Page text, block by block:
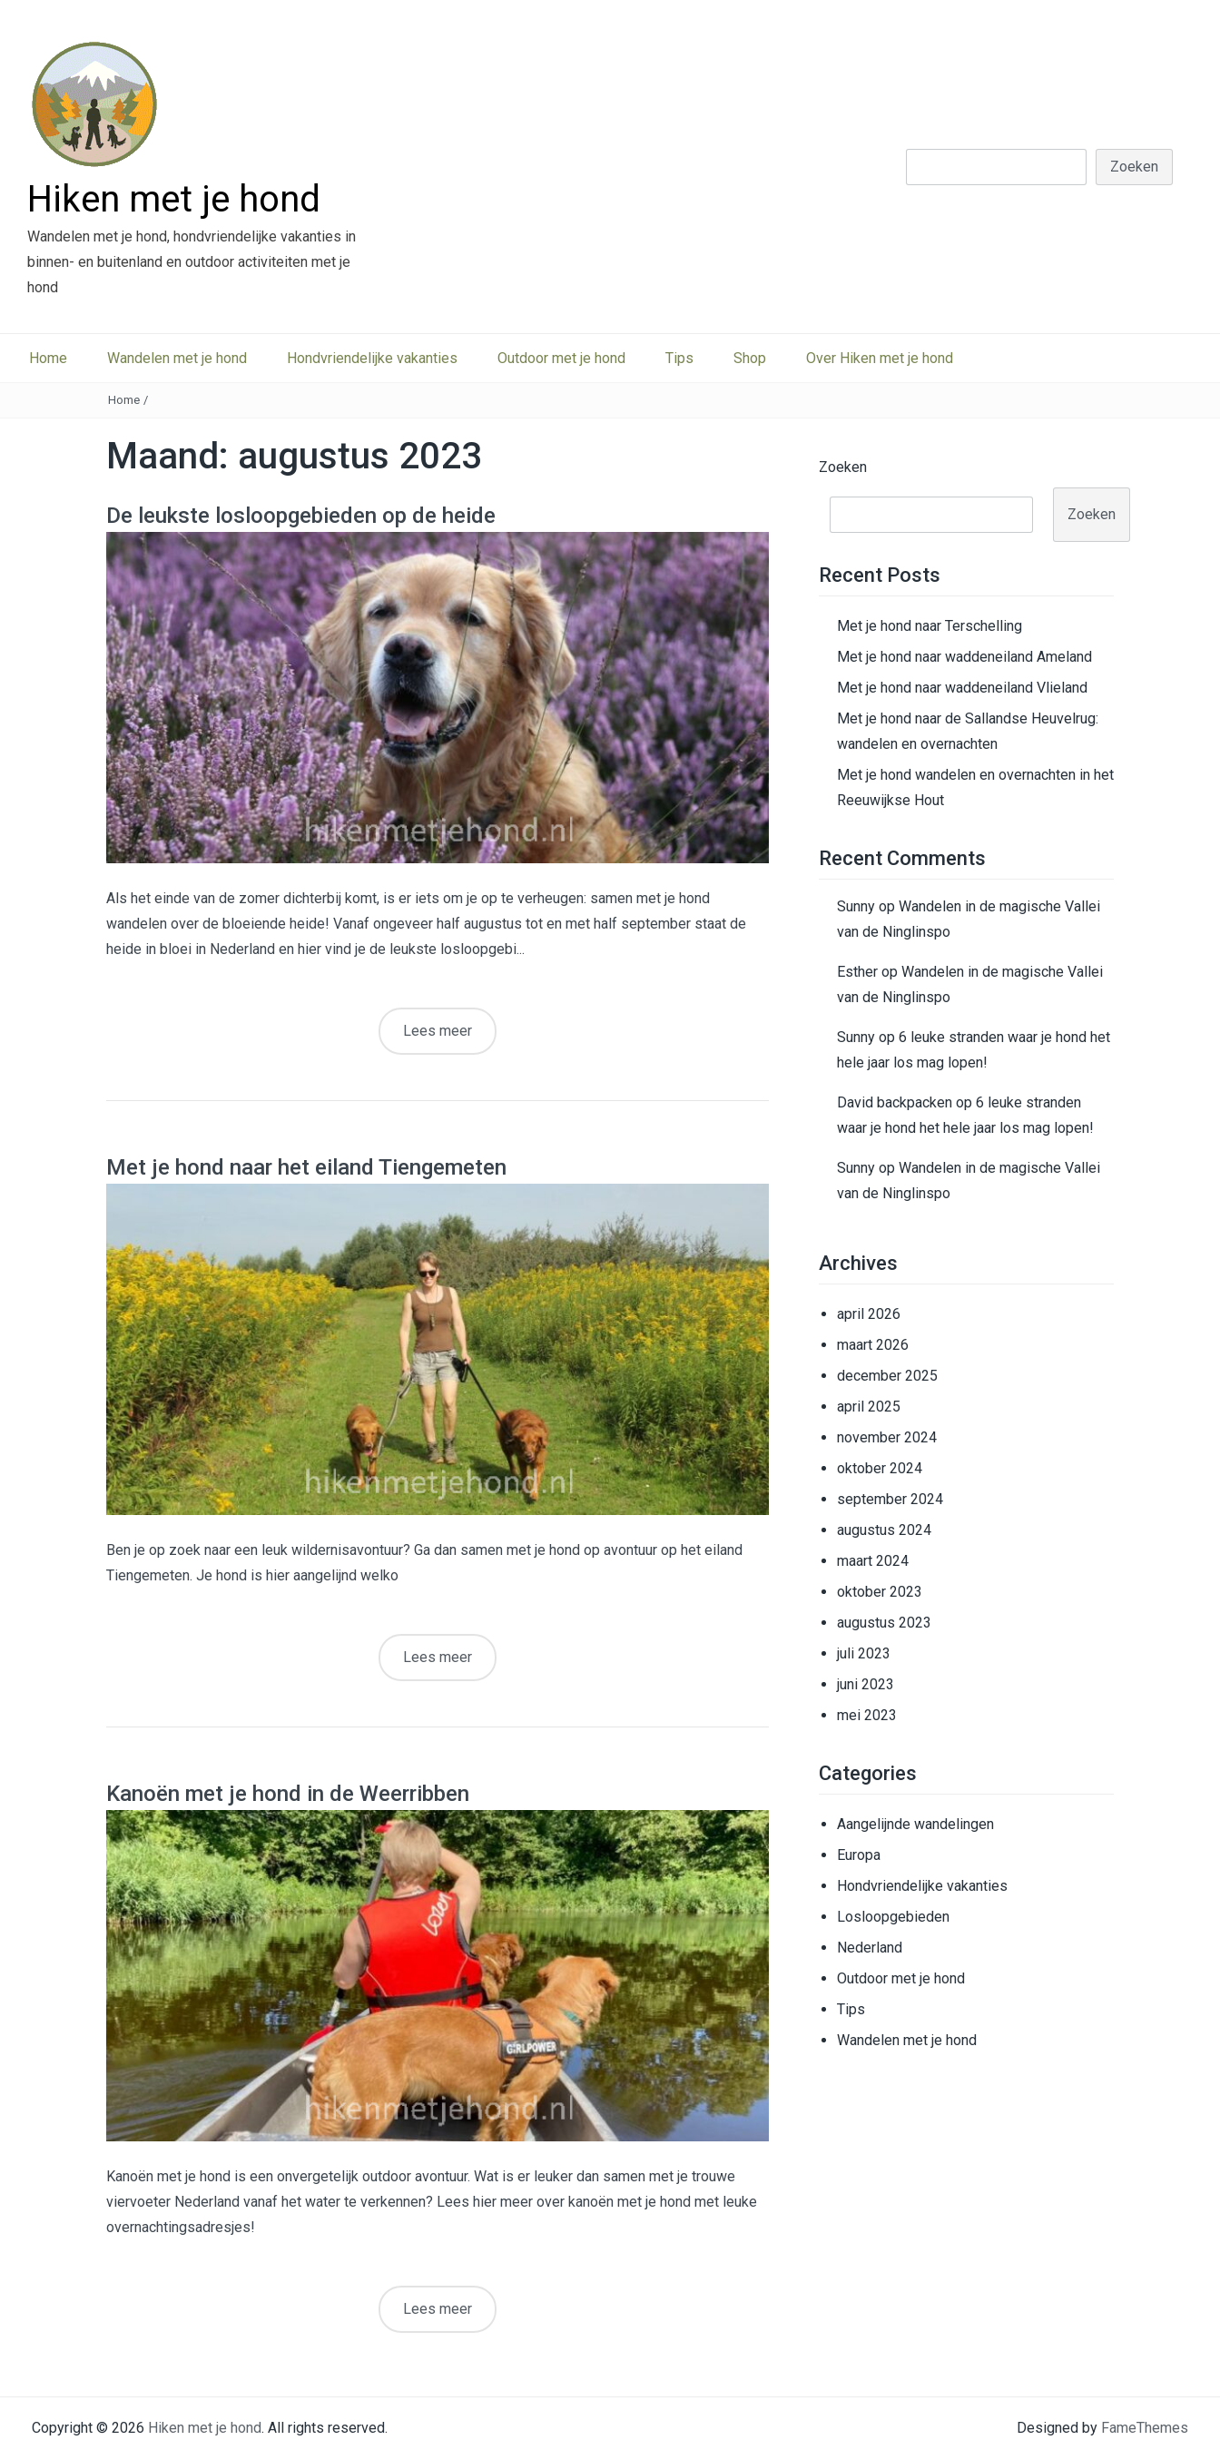
Hiken met je hond
Wandelen met je hond, hondvriendelijke vakanties in
binnen- en buitenland en outdoor activiteiten met je
hond
Zoeken
Home Wandelen met je hond Hondvriendelijke vakanties Outdoor met je hond Tips Shop Over Hiken met je hond
Home /
Maand: augustus 2023
De leukste losloopgebieden op de heide
Als het einde van de zomer dichterbij komt, is er iets om je op te verheugen: samen met je hond
wandelen over de bloeiende heide! Vanaf ongeveer half augustus tot en met half september staat de
heide in bloei in Nederland en hier vind je de leukste losloopgebi...
Lees meer
Met je hond naar het eiland Tiengemeten
Ben je op zoek naar een leuk wildernisavontuur? Ga dan samen met je hond op avontuur op het eiland
Tiengemeten. Je hond is hier aangelijnd welko
Lees meer
Kanoën met je hond in de Weerribben
Kanoën met je hond is een onvergetelijk outdoor avontuur. Wat is er leuker dan samen met je trouwe
viervoeter Nederland vanaf het water te verkennen? Lees hier meer over kanoën met je hond met leuke
overnachtingsadresjes!
Lees meer
Zoeken
Zoeken
Recent Posts
Met je hond naar Terschelling
Met je hond naar waddeneiland Ameland
Met je hond naar waddeneiland Vlieland
Met je hond naar de Sallandse Heuvelrug:
wandelen en overnachten
Met je hond wandelen en overnachten in het
Reeuwijkse Hout
Recent Comments
Sunny op Wandelen in de magische Vallei
van de Ninglinspo
Esther op Wandelen in de magische Vallei
van de Ninglinspo
Sunny op 6 leuke stranden waar je hond het
hele jaar los mag lopen!
David backpacken op 6 leuke stranden
waar je hond het hele jaar los mag lopen!
Sunny op Wandelen in de magische Vallei
van de Ninglinspo
Archives
april 2026
maart 2026
december 2025
april 2025
november 2024
oktober 2024
september 2024
augustus 2024
maart 2024
oktober 2023
augustus 2023
juli 2023
juni 2023
mei 2023
Categories
Aangelijnde wandelingen
Europa
Hondvriendelijke vakanties
Losloopgebieden
Nederland
Outdoor met je hond
Tips
Wandelen met je hond
Copyright © 2026 Hiken met je hond. All rights reserved. Designed by FameThemes